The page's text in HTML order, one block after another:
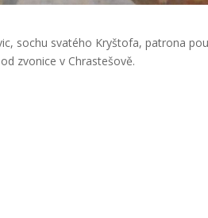
sochu svatého Kryštofa, patrona
zvonice v Chrastešově.